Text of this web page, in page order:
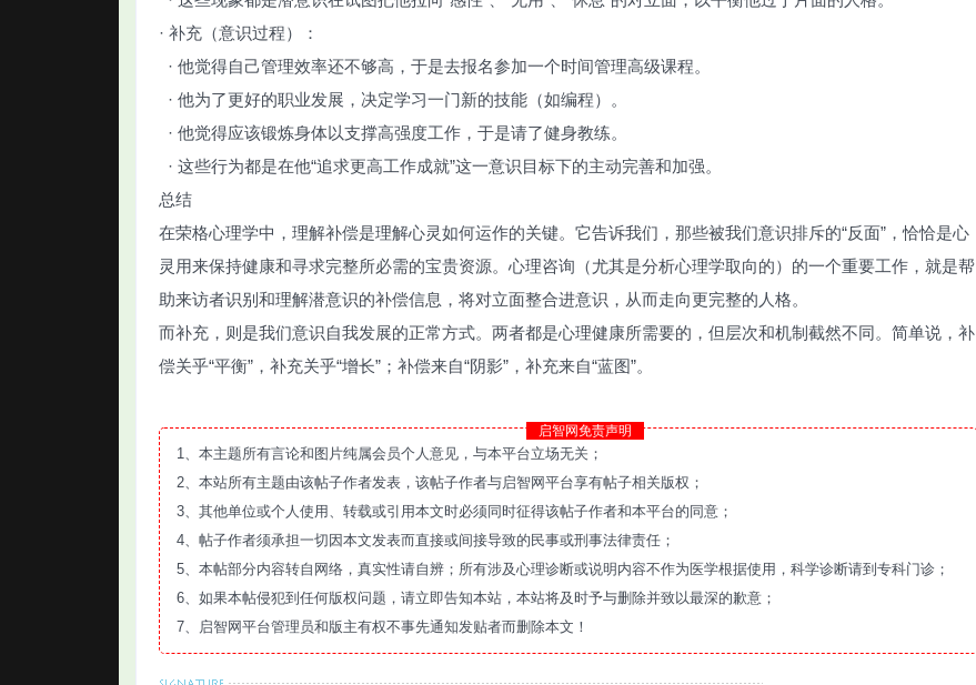
· 补充（意识过程）：
· 他觉得自己管理效率还不够高，于是去报名参加一个时间管理高级课程。
· 他为了更好的职业发展，决定学习一门新的技能（如编程）。
· 他觉得应该锻炼身体以支撑高强度工作，于是请了健身教练。
· 这些行为都是在他“追求更高工作成就”这一意识目标下的主动完善和加强。
总结
在荣格心理学中，理解补偿是理解心灵如何运作的关键。它告诉我们，那些被我们意识排斥的“反面”，恰恰是心
灵用来保持健康和寻求完整所必需的宝贵资源。心理咨询（尤其是分析心理学取向的）的一个重要工作，就是帮
助来访者识别和理解潜意识的补偿信息，将对立面整合进意识，从而走向更完整的人格。
而补充，则是我们意识自我发展的正常方式。两者都是心理健康所需要的，但层次和机制截然不同。简单说，补
偿关乎“平衡”，补充关乎“增长”；补偿来自“阴影”，补充来自“蓝图”。
启智网免责声明
1、本主题所有言论和图片纯属会员个人意见，与本平台立场无关；
2、本站所有主题由该帖子作者发表，该帖子作者与启智网平台享有帖子相关版权；
3、其他单位或个人使用、转载或引用本文时必须同时征得该帖子作者和本平台的同意；
4、帖子作者须承担一切因本文发表而直接或间接导致的民事或刑事法律责任；
5、本帖部分内容转自网络，真实性请自辨；所有涉及心理诊断或说明内容不作为医学根据使用，科学诊断请到专科门诊；
6、如果本帖侵犯到任何版权问题，请立即告知本站，本站将及时予与删除并致以最深的歉意；
7、启智网平台管理员和版主有权不事先通知发贴者而删除本文！